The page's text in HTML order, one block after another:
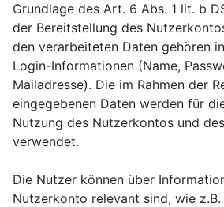
Grundlage des Art. 6 Abs. 1 lit. b
der Bereitstellung des
den verarbeiteten Daten gehören
Login-Informationen (Name,
Mailadresse). Die im Rahmen der
eingegebenen Daten werden für
Nutzung des Nutzerkontos und
verwendet.
Die Nutzer können über
Nutzerkonto relevant sind, wie